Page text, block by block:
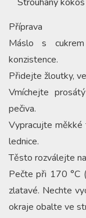
Příprava
Máslo s
konzistence.
Přidejte žloutky,
Vmíchejte
pečiva.
Vypracujte
lednice.
Těsto rozválejte
Pečte při 170 °C
zlatavé. Nechte
okraje obalte ve